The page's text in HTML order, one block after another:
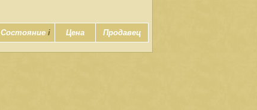
Состояние i Цена Продавец